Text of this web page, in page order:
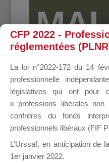
CFP 2022 -
réglementées
La loi n°2022-172 du 14
professionnelle
législatives qui ont pour
« professions libérales
confrères du fonds
professionnels libéraux (FIF
L’Urssaf, en anticipation de
1er janvier 2022.